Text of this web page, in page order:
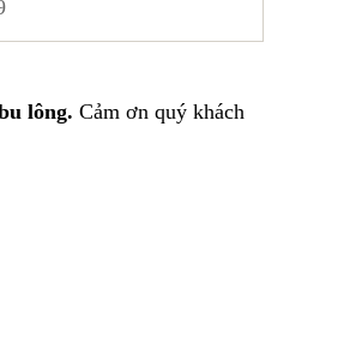
lông. Cảm ơn quý khách